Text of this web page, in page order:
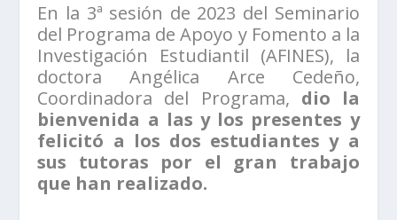
En la 3ª sesión de 2023 del Seminario
del Programa de Apoyo y Fomento a la
Investigación Estudiantil (AFINES), la
doctora Angélica Arce Cedeño,
Coordinadora del Programa, dio la
bienvenida a las y los presentes y
felicitó a los dos estudiantes y a
sus tutoras por el gran trabajo
que han realizado.